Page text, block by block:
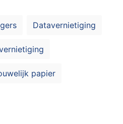
Datavernietiging
papier